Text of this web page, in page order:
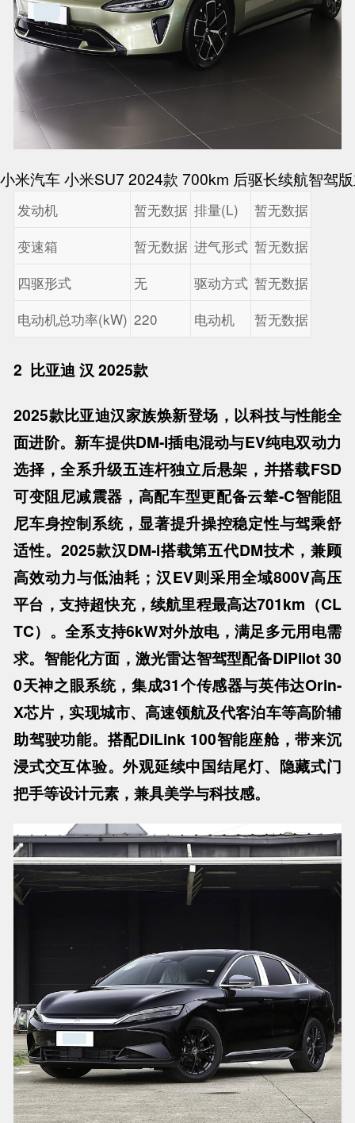
小米汽车 小米SU7 2024款 700km 后驱长续航智驾
发动机 暂无数据 排量(L)
暂无数据
变速箱
暂无数据 进气形式 暂无数据
四驱形式
无 驱动方式 暂无数据
电动机总功率(kW) 220 电动机 暂无数据
2 比亚迪 汉 2025款
2025款比亚迪汉家族焕新登场，以科技与性能全
面进阶。新车提供DM-i插电混动与EV纯电双动力
选择，全系升级五连杆独立后悬架，并搭载FSD
可变阻尼减震器，高配车型更配备云辇-C智能阻
尼车身控制系统，显著提升操控稳定性与驾乘舒
适性。2025款汉DM-i搭载第五代DM技术，兼顾
高效动力与低油耗；汉EV则采用全域800V高压
平台，支持超快充，续航里程最高达701km（CL
TC）。全系支持6kW对外放电，满足多元用电需
求。智能化方面，激光雷达智驾型配备DiPilot 30
0天神之眼系统，集成31个传感器与英伟达Orin-
X芯片，实现城市、高速领航及代客泊车等高阶辅
助驾驶功能。搭配DiLink 100智能座舱，带来沉
浸式交互体验。外观延续中国结尾灯、隐藏式门
把手等设计元素，兼具美学与科技感。